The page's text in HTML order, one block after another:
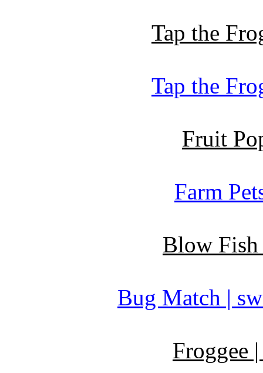
Tap the
Tap the
Fruit
Farm
Blow
Bug Match |
Froggee